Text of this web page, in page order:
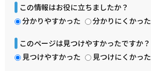
この情報はお役に立ちましたか？
分かりやすかった
分かりにくかった
このページは見つけやすかったですか？
見つけやすかった
見つけにくかった